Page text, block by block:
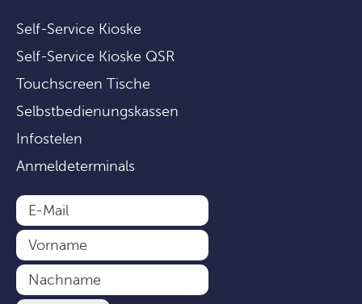
Self-Service Kioske
Self-Service Kioske QSR
Touchscreen Tische
Selbstbedienungskassen
Infostelen
Anmeldeterminals